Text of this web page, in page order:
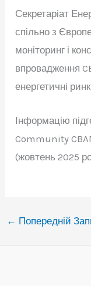
Секретаріат
спільно з
моніторинг і
впровадження
енергетичні
Інформацію
Community
(жовтень 2025
← Попередній